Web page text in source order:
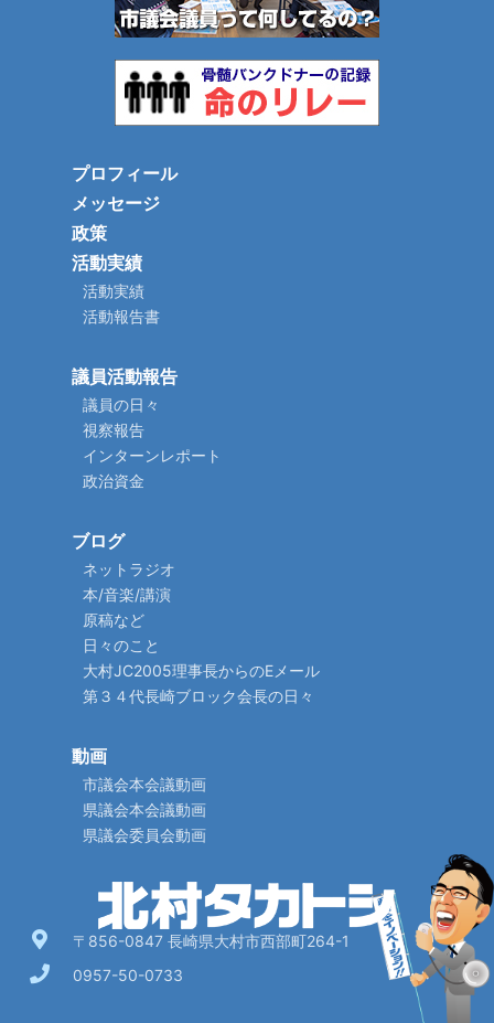
プロフィール
メッセージ
政策
活動実績
活動実績
活動報告書
議員活動報告
議員の日々
視察報告
インターンレポート
政治資金
ブログ
ネットラジオ
本/音楽/講演
原稿など
日々のこと
大村JC2005理事長からのEメール
第３４代長崎ブロック会長の日々
動画
市議会本会議動画
県議会本会議動画
県議会委員会動画
〒856-0847 長崎県大村市西部町264-1
0957-50-0733